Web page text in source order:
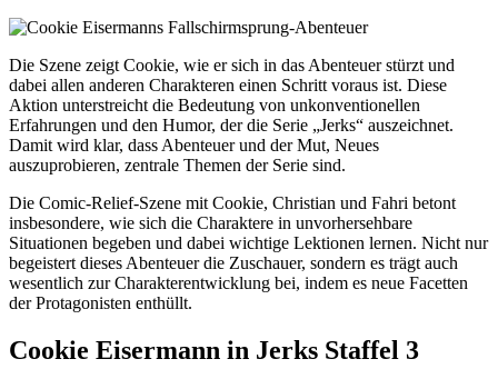
Die Szene zeigt Cookie, wie er sich in das Abenteuer stürzt und
dabei allen anderen Charakteren einen Schritt voraus ist. Diese
Aktion unterstreicht die Bedeutung von unkonventionellen
Erfahrungen und den Humor, der die Serie „Jerks“ auszeichnet.
Damit wird klar, dass Abenteuer und der Mut, Neues
auszuprobieren, zentrale Themen der Serie sind.
Die Comic-Relief-Szene mit Cookie, Christian und Fahri betont
insbesondere, wie sich die Charaktere in unvorhersehbare
Situationen begeben und dabei wichtige Lektionen lernen. Nicht nur
begeistert dieses Abenteuer die Zuschauer, sondern es trägt auch
wesentlich zur Charakterentwicklung bei, indem es neue Facetten
der Protagonisten enthüllt.
Cookie Eisermann in Jerks Staffel 3